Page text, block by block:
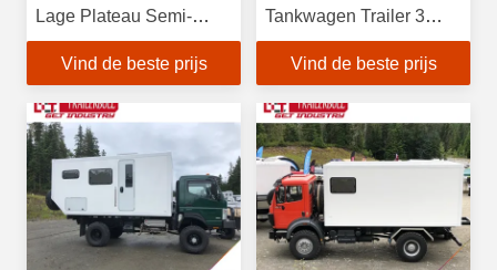
Lage Plateau Semi-
Trailer 3 Assen
Vind de beste prijs
Tankwagen Trailer 3
Assen Water Tank Semi-
trailerVind de beste prijs